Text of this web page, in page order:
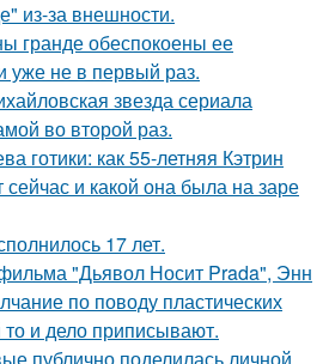
из-за внешности.
гранде обеспокоены ее
уже не в первый раз.
звезда сериала
во второй раз.
готики: как 55-летняя Кэтрин
и какой она была на заре
17 лет.
"Дьявол Носит Prada", Энн
по поводу пластических
и дело приписывают.
публично поделилась личной